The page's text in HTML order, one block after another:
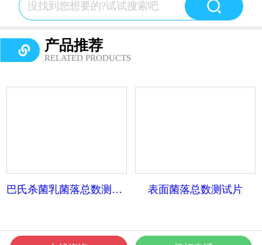
产品推荐
RELATED PRODUCTS
巴氏杀菌乳菌落总数测试片 表面菌落总数测试片